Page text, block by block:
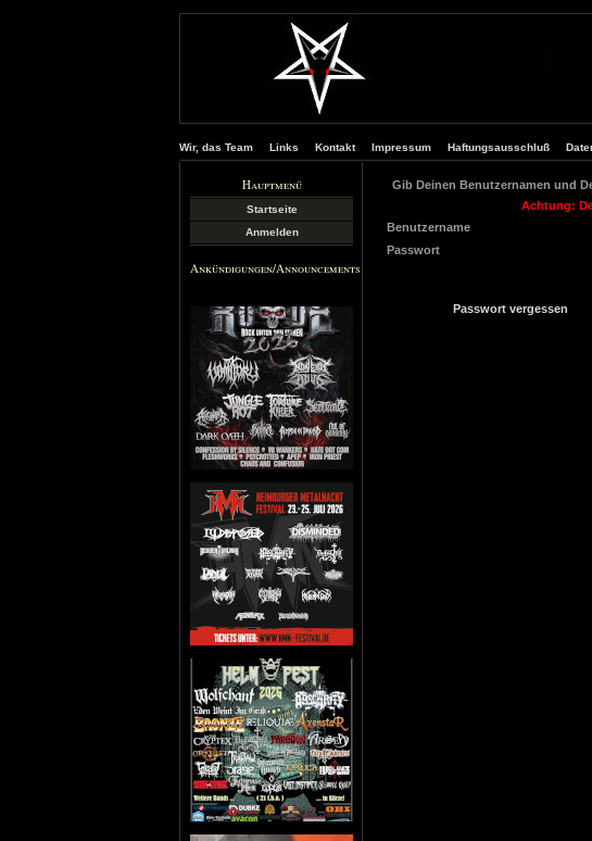
Wir, das Team Links Kontakt Impressum Haftungsausschluß
Hauptmenü
Startseite
Anmelden
Ankündigungen/Announcements
Gib Deinen Benutzernamen und
Achtung:
Benutzername
Passwort
Passwort vergessen